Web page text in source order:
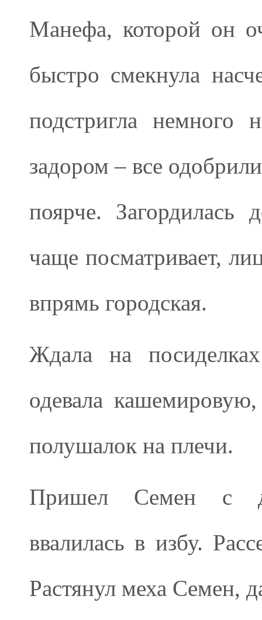
Манефа, которой он
быстро смекнула
подстригла немного
задором – все
поярче. Загордилась
чаще посматривает,
впрямь городская.
Ждала на
одевала
полушалок на плечи.
Пришел Семен с
ввалилась в избу.
Растянул меха Семен,